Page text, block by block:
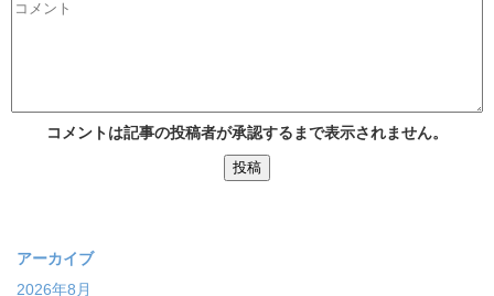
コメントは記事の投稿者が承認するまで表示されません。
アーカイブ
2026年8月